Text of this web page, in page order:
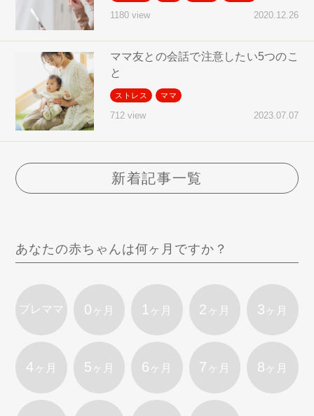
1180 view 2020.12.26
ママ友との会話で注意したい5つのこ
と
ストレス ママ
712 view 2023.07.07
新着記事一覧
あなたの赤ちゃんは何ヶ月ですか？
プレママ 0 ヶ月 1 ヶ月 2 ヶ月 3 ヶ月
4 ヶ月 5 ヶ月 6 ヶ月 7 ヶ月 8 ヶ月